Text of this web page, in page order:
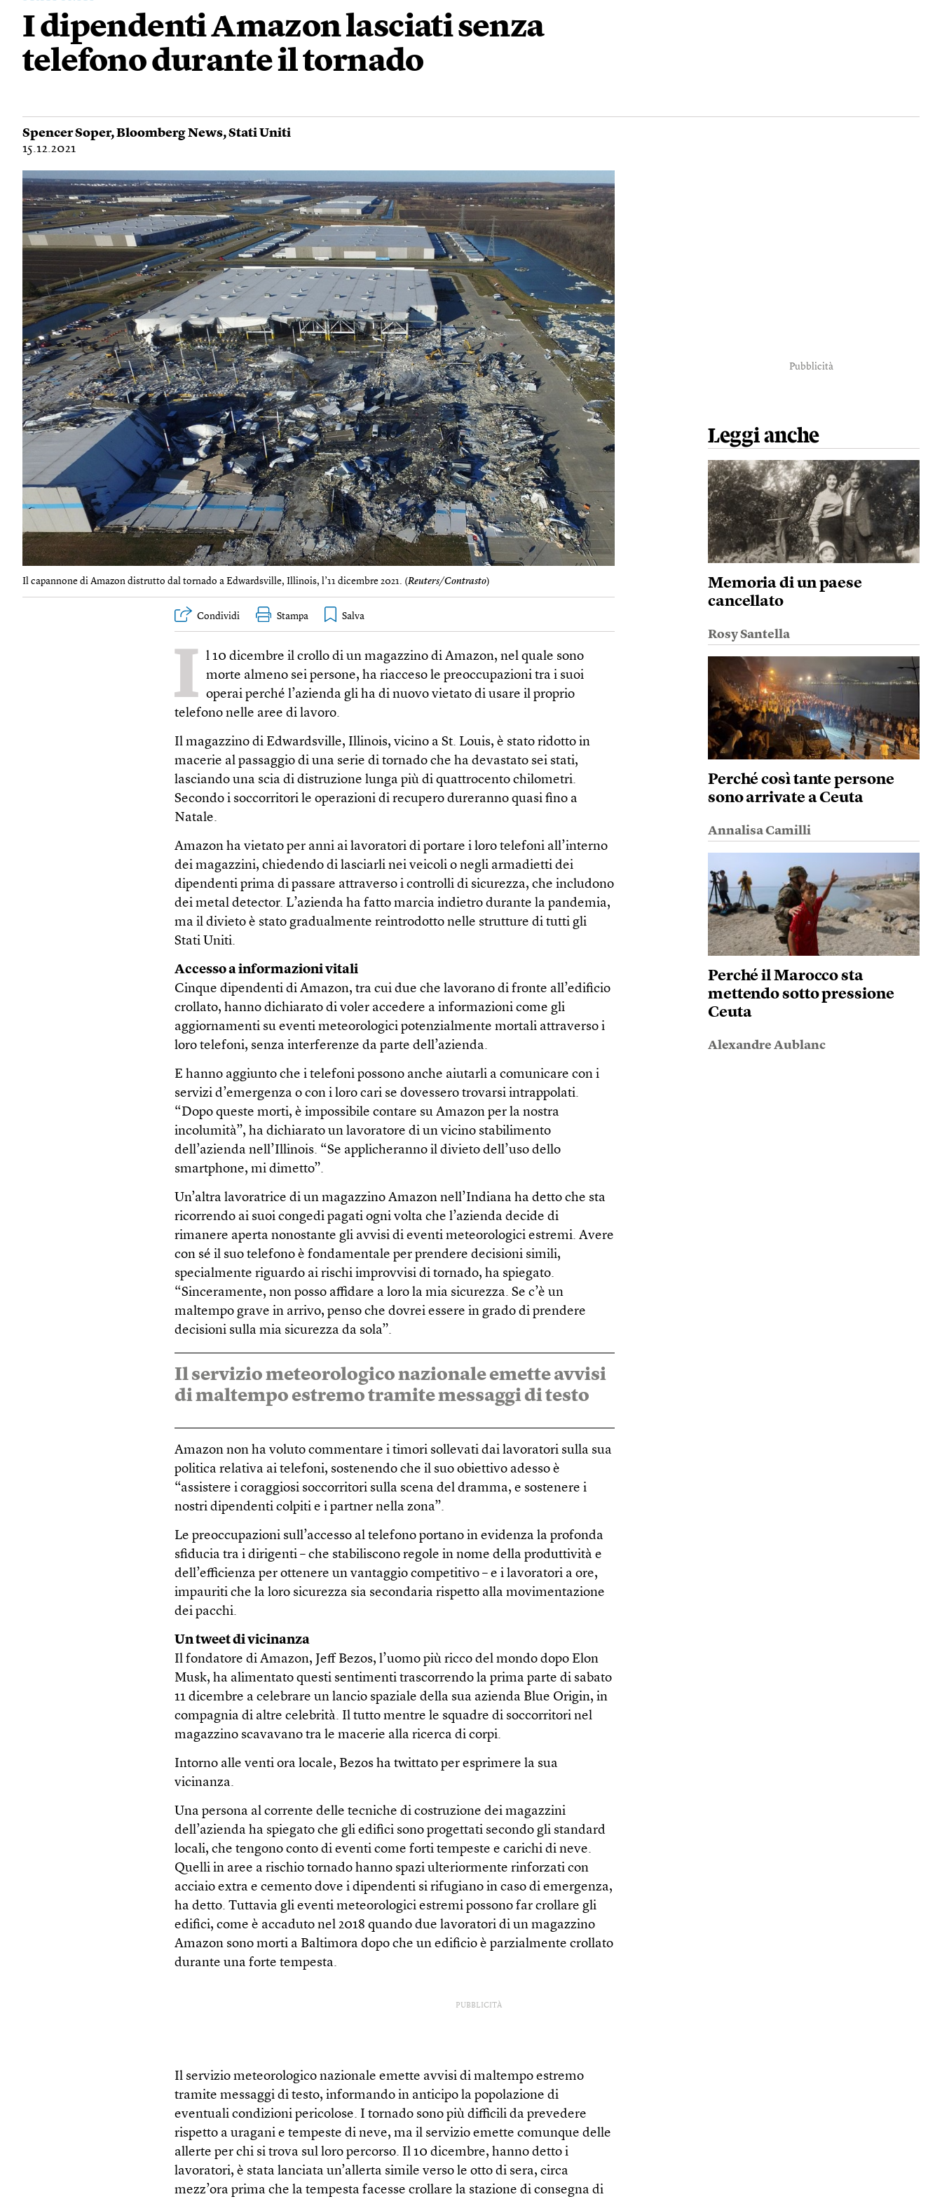
I dipendenti Amazon lasciati senza
telefono durante il tornado
Spencer Soper,Bloomberg News,Stati Uniti
15.12.2021
Il capannone di Amazon distrutto dal tornado a Edwardsville, Illinois, l’11 dicembre 2021. (Reuters/Contrasto)
Condividi Stampa
I l 10 dicembre il crollo di un magazzino di Amazon, nel quale sono
morte almeno sei persone, ha riacceso le preoccupazioni tra i suoi
operai perché l’azienda gli ha di nuovo vietato di usare il proprio
telefono nelle aree di lavoro.
Il magazzino di Edwardsville, Illinois, vicino a St. Louis, è stato ridotto in
macerie al passaggio di una serie di tornado che ha devastato sei stati,
lasciando una scia di distruzione lunga più di quattrocento chilometri.
Secondo i soccorritori le operazioni di recupero dureranno quasi fino a
Natale.
Amazon ha vietato per anni ai lavoratori di portare i loro telefoni all’interno
dei magazzini, chiedendo di lasciarli nei veicoli o negli armadietti dei
dipendenti prima di passare attraverso i controlli di sicurezza, che includono
dei metal detector. L’azienda ha fatto marcia indietro durante la pandemia,
ma il divieto è stato gradualmente reintrodotto nelle strutture di tutti gli
Stati Uniti.
Accesso a informazioni vitali
Cinque dipendenti di Amazon, tra cui due che lavorano di fronte all’edificio
crollato, hanno dichiarato di voler accedere a informazioni come gli
aggiornamenti su eventi meteorologici potenzialmente mortali attraverso i
loro telefoni, senza interferenze da parte dell’azienda.
E hanno aggiunto che i telefoni possono anche aiutarli a comunicare con i
servizi d’emergenza o con i loro cari se dovessero trovarsi intrappolati.
“Dopo queste morti, è impossibile contare su Amazon per la nostra
incolumità”, ha dichiarato un lavoratore di un vicino stabilimento
dell’azienda nell’Illinois. “Se applicheranno il divieto dell’uso dello
smartphone, mi dimetto”.
Un’altra lavoratrice di un magazzino Amazon nell’Indiana ha detto che sta
ricorrendo ai suoi congedi pagati ogni volta che l’azienda decide di
rimanere aperta nonostante gli avvisi di eventi meteorologici estremi. Avere
con sé il suo telefono è fondamentale per prendere decisioni simili,
specialmente riguardo ai rischi improvvisi di tornado, ha spiegato.
“Sinceramente, non posso affidare a loro la mia sicurezza. Se c’è un
maltempo grave in arrivo, penso che dovrei essere in grado di prendere
decisioni sulla mia sicurezza da sola”.
Il servizio meteorologico nazionale emette avvisi
di maltempo estremo tramite messaggi di testo
Amazon non ha voluto commentare i timori sollevati dai lavoratori sulla sua
politica relativa ai telefoni, sostenendo che il suo obiettivo adesso è
“assistere i coraggiosi soccorritori sulla scena del dramma, e sostenere i
nostri dipendenti colpiti e i partner nella zona”.
Le preoccupazioni sull’accesso al telefono portano in evidenza la profonda
sfiducia tra i dirigenti – che stabiliscono regole in nome della produttività e
dell’efficienza per ottenere un vantaggio competitivo – e i lavoratori a ore,
impauriti che la loro sicurezza sia secondaria rispetto alla movimentazione
dei pacchi.
Un tweet di vicinanza
Il fondatore di Amazon, Jeff Bezos, l’uomo più ricco del mondo dopo Elon
Musk, ha alimentato questi sentimenti trascorrendo la prima parte di sabato
11 dicembre a celebrare un lancio spaziale della sua azienda Blue Origin, in
compagnia di altre celebrità. Il tutto mentre le squadre di soccorritori nel
magazzino scavavano tra le macerie alla ricerca di corpi.
Intorno alle venti ora locale, Bezos ha twittato per esprimere la sua
vicinanza.
Una persona al corrente delle tecniche di costruzione dei magazzini
dell’azienda ha spiegato che gli edifici sono progettati secondo gli standard
locali, che tengono conto di eventi come forti tempeste e carichi di neve.
Quelli in aree a rischio tornado hanno spazi ulteriormente rinforzati con
acciaio extra e cemento dove i dipendenti si rifugiano in caso di emergenza,
ha detto. Tuttavia gli eventi meteorologici estremi possono far crollare gli
edifici, come è accaduto nel 2018 quando due lavoratori di un magazzino
Amazon sono morti a Baltimora dopo che un edificio è parzialmente crollato
durante una forte tempesta.
PUBBLICITÀ
Il servizio meteorologico nazionale emette avvisi di maltempo estremo
tramite messaggi di testo, informando in anticipo la popolazione di
eventuali condizioni pericolose. I tornado sono più difficili da prevedere
rispetto a uragani e tempeste di neve, ma il servizio emette comunque delle
allerte per chi si trova sul loro percorso. Il 10 dicembre, hanno detto i
lavoratori, è stata lanciata un’allerta simile verso le otto di sera, circa
mezz’ora prima che la tempesta facesse crollare la stazione di consegna di
Pubblicità
Leggi anche
Memoria di un paese
cancellato
Rosy Santella
Perché così tante persone
sono arrivate a Ceuta
Annalisa Camilli
Perché il Marocco sta
mettendo sotto pressione
Ceuta
Alexandre Aublanc